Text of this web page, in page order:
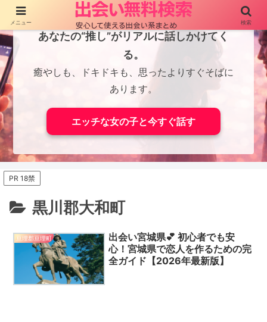
あなたの“推し”がリアルに話しかけてく
る。
癒やしも、ドキドキも、思ったよりすぐそばに
あります。
エッチな女の子と今すぐ話す
PR 18禁
黒川郡大和町
亘理郡亘理町
出会い宮城県💕 初心者でも安
心！宮城県で恋人を作るための完
全ガイド【2026年最新版】
メニュー 検索